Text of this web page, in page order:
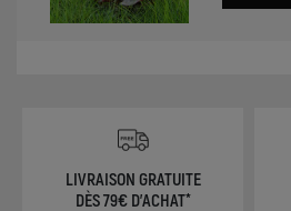
LIVRAISON GRATUITE
DÈS 79€ D'ACHAT*